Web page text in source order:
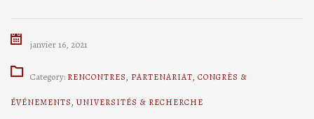
janvier 16, 2021
Category: RENCONTRES, PARTENARIAT, CONGRÈS &
ÉVÉNEMENTS, UNIVERSITÉS & RECHERCHE